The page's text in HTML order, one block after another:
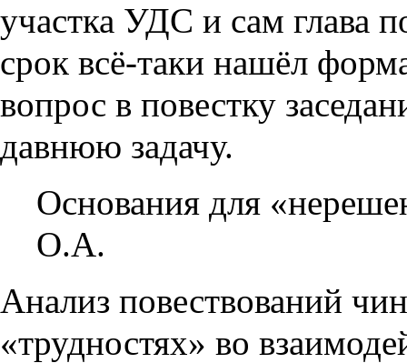
участка УДС и сам глава
срок всё-таки нашёл
вопрос в повестку
давнюю задачу.
Основания для
О.А.
Анализ повествований
«трудностях» во